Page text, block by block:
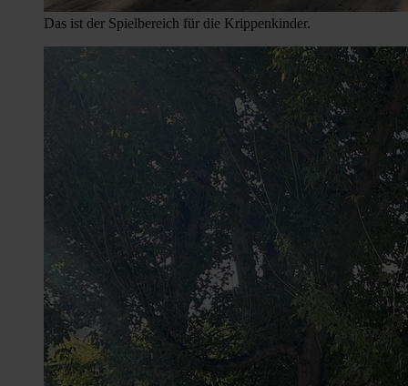
Das ist der Spielbereich für die Krippenkinder.